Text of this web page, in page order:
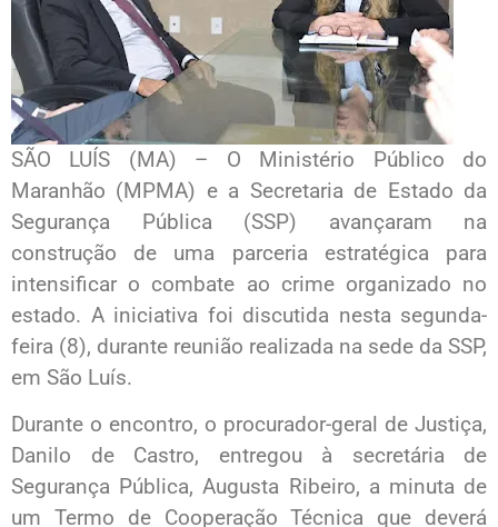
SÃO LUÍS (MA) – O Ministério Público do
Maranhão (MPMA) e a Secretaria de Estado da
Segurança Pública (SSP) avançaram na
construção de uma parceria estratégica para
intensificar o combate ao crime organizado no
estado. A iniciativa foi discutida nesta segunda-
feira (8), durante reunião realizada na sede da SSP,
em São Luís.
Durante o encontro, o procurador-geral de Justiça,
Danilo de Castro, entregou à secretária de
Segurança Pública, Augusta Ribeiro, a minuta de
um Termo de Cooperação Técnica que deverá